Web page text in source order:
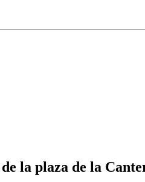
la plaza de la